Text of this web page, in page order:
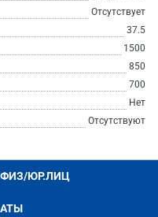
Отсутствует
37.5
1500
850
700
Нет
Отсутствуют
ЮР.ЛИЦ